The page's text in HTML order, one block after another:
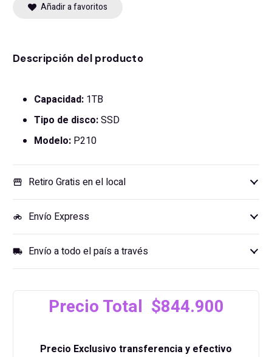
Añadir a favoritos
Descripción del producto
Capacidad: 1TB
Tipo de disco:SSD
Modelo: P210
storefront Retiro Gratis en el local
motorcycle Envío Express
local_shipping Envío a todo el país a través
Precio Total $844.900
Precio Exclusivo transferencia y efectivo